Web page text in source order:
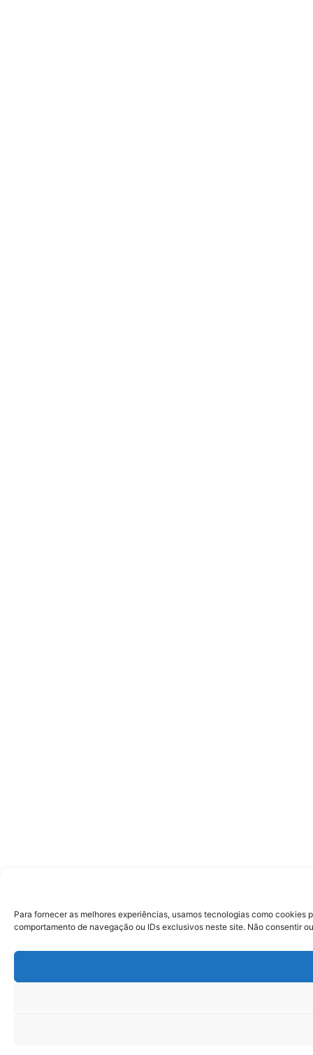
Para fornecer as melhores experiências, usamos tecnologias como
comportamento de navegação ou IDs exclusivos neste site. Não consentir